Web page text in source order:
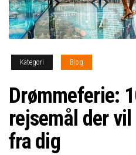
Kategori Blog
Drømmeferie:
rejsemål der
fra dig